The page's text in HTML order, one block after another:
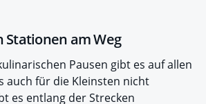
Stationen am Weg
Pausen gibt es auf allen
auch für die Kleinsten nicht
es entlang der Strecken